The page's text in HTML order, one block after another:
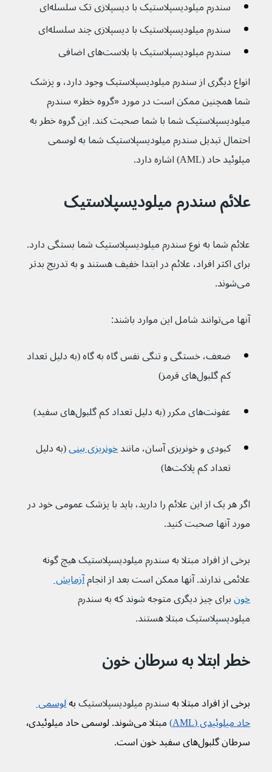
سندرم میلودیسپلاستیک با دیسپلازی تک سلسله‌ای
سندرم میلودیسپلاستیک با دیسپلازی چند سلسله‌ای
سندرم میلودیسپلاستیک با بلاست‌های اضافی
انواع دیگری از سندرم میلودیسپلاستیک وجود دارد، و پزشک
شما همچنین ممکن است در مورد «گروه خطر» سندرم
میلودیسپلاستیک شما با شما صحبت کند. این گروه خطر به
احتمال تبدیل سندرم میلودیسپلاستیک شما به لوسمی
میلوئید حاد (AML) اشاره دارد.
علائم سندرم میلودیسپلاستیک
علائم شما به نوع سندرم میلودیسپلاستیک شما بستگی دارد.
برای اکثر افراد، علائم در ابتدا خفیف هستند و به تدریج بدتر
می‌شوند.
آنها می‌توانند شامل این موارد باشند:
ضعف، خستگی و تنگی نفس گاه به گاه (به دلیل تعداد
کم گلبول‌های قرمز)
عفونت‌های مکرر (به دلیل تعداد کم گلبول‌های سفید)
کبودی و خونریزی آسان، مانند خونریزی بینی(به دلیل
تعداد کم پلاکت‌ها)
اگر هر یک از این علائم را دارید، باید با پزشک عمومی خود در
مورد آنها صحبت کنید.
برخی از افراد مبتلا به سندرم میلودیسپلاستیک هیچ گونه
علائمی ندارند. آنها ممکن است بعد از انجام آزمایش
خون برای چیز دیگری متوجه شوند که به سندرم
میلودیسپلاستیک مبتلا هستند.
خطر ابتلا به سرطان خون
برخی از افراد مبتلا به سندرم میلودیسپلاستیک به لوسمی
حاد میلوئیدی (AML)
سرطان گلبول‌های سفید خون است.